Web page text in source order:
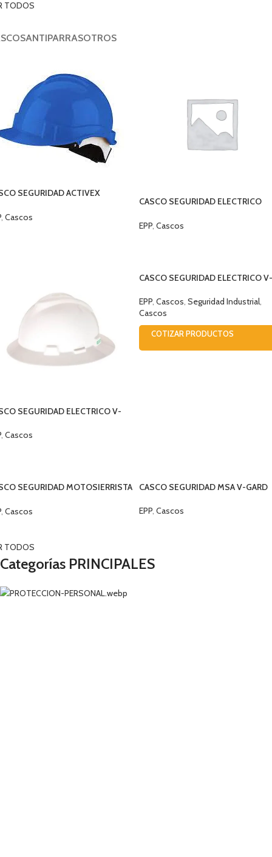
TODOS
ANTIPARRASOTROS
SEGURIDAD ACTIVEX
Cascos
CASCO SEGURIDAD ELECTRICO
EPP Cascos
SEGURIDAD ELECTRICO V-
, Cascos
CASCO SEGURIDAD ELECTRICO V-
EPP, Cascos, Seguridad Industrial,
Cascos
COTIZAR PRODUCTOS
SEGURIDAD MOTOSIERRISTA
, Cascos
CASCO SEGURIDAD MSA V-GARD
EPP, Cascos
TODOS
Categorías PRINCIPALES